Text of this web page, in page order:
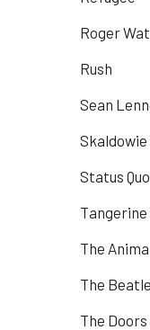
Roger
Rush
Sean
Skaldowie
Status Quo
The
The
The Doors